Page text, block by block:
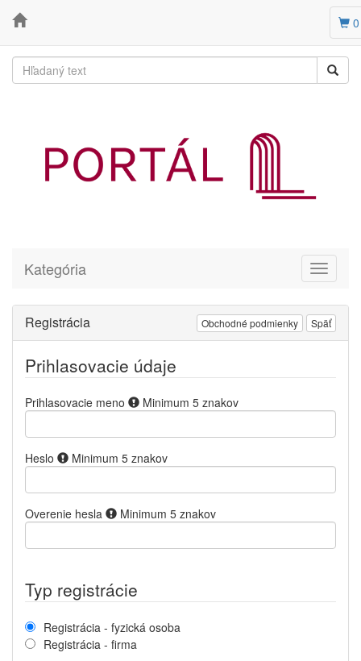
0
Toggle
Kategória
Registrácia Obchodné podmienky Späť
Prihlasovacie údaje
Prihlasovacie meno Minimum 5 znakov
Heslo Minimum 5 znakov
Overenie hesla Minimum 5 znakov
Typ registrácie
Registrácia - fyzická osoba
Registrácia - firma